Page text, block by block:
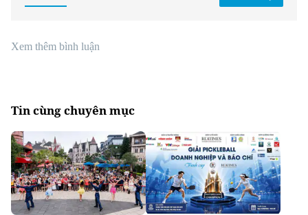
Xem thêm bình luận
Tin cùng chuyên mục